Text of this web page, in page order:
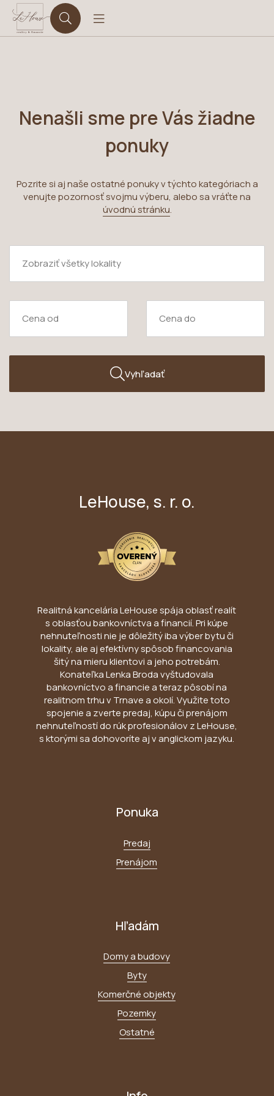
Nenašli sme pre Vás žiadne
ponuky
Pozrite si aj naše ostatné ponuky v týchto kategóriach a
venujte pozornosť svojmu výberu, alebo sa vráťte na
úvodnú stránku.
Vyhľadať
LeHouse, s. r. o.
Realitná kancelária LeHouse spája oblasť realít
s oblasťou bankovníctva a financií. Pri kúpe
nehnuteľnosti nie je dôležitý iba výber bytu či
lokality, ale aj efektívny spôsob financovania
šitý na mieru klientovi a jeho potrebám.
Konateľka Lenka Broda vyštudovala
bankovníctvo a financie a teraz pôsobí na
realitnom trhu v Trnave a okolí. Využite toto
spojenie a zverte predaj, kúpu či prenájom
nehnuteľností do rúk profesionálov z LeHouse,
s ktorými sa dohovoríte aj v anglickom jazyku.
Ponuka
Predaj
Prenájom
Hľadám
Domy a budovy
Byty
Komerčné objekty
Pozemky
Ostatné